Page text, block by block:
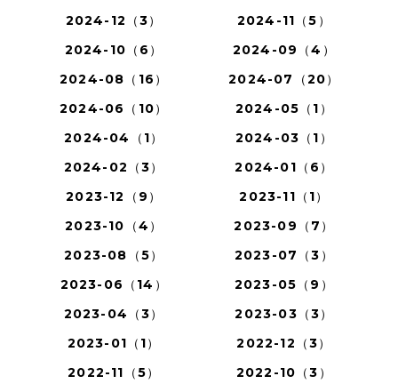
2024-12（3）
2024-11（5）
2024-10（6）
2024-09（4）
2024-08（16）
2024-07（20）
2024-06（10）
2024-05（1）
2024-04（1）
2024-03（1）
2024-02（3）
2024-01（6）
2023-12（9）
2023-11（1）
2023-10（4）
2023-09（7）
2023-08（5）
2023-07（3）
2023-06（14）
2023-05（9）
2023-04（3）
2023-03（3）
2023-01（1）
2022-12（3）
2022-11（5）
2022-10（3）